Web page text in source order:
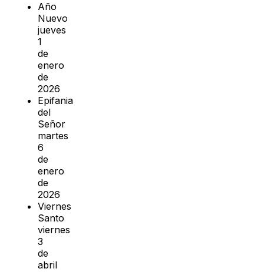
Año
Nuevo
jueves
1
de
enero
de
2026
Epifania
del
Señor
martes
6
de
enero
de
2026
Viernes
Santo
viernes
3
de
abril